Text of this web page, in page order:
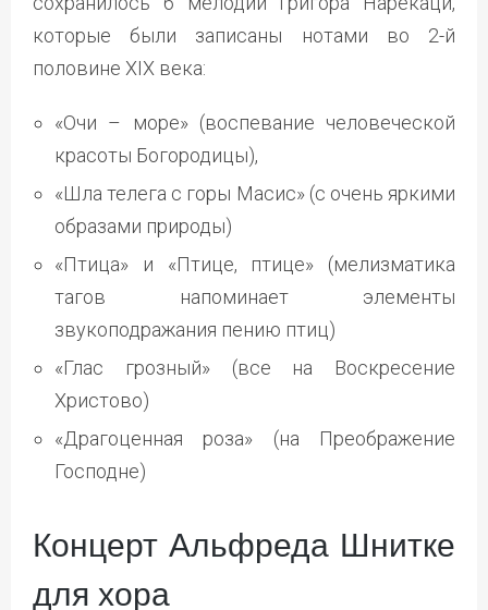
которые были записаны нотами во 2-й
половине XIX века:
«Очи – море» (воспевание человеческой
красоты Богородицы),
«Шла телега с горы Масис» (с очень яркими
образами природы)
«Птица» и «Птице, птице» (мелизматика
тагов напоминает элементы
звукоподражания пению птиц)
«Глас грозный» (все на Воскресение
Христово)
«Драгоценная роза» (на Преображение
Господне)
Концерт Альфреда Шнитке
для хора